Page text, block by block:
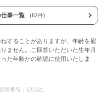
る
事一覧 (82件)
することがありますが、年齢を雇
ません。ご回答いただいた生年月
た年齢かの確認に使用いたしま
理番号： 521521